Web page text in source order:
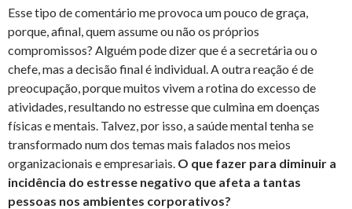
Esse tipo de comentário me provoca um pouco de graça,
porque, afinal, quem assume ou não os próprios
compromissos? Alguém pode dizer que é a secretária ou o
chefe, mas a decisão final é individual. A outra reação é de
preocupação, porque muitos vivem a rotina do excesso de
atividades, resultando no estresse que culmina em doenças
físicas e mentais. Talvez, por isso, a saúde mental tenha se
transformado num dos temas mais falados nos meios
organizacionais e empresariais. O que fazer para diminuir a
incidência do estresse negativo que afeta a tantas
pessoas nos ambientes corporativos?